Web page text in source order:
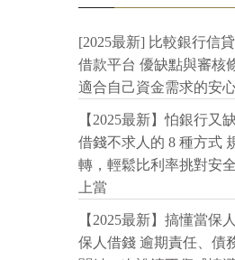
[2025最新] 比較銀行信
借款平台 優缺點與審核
適合自己資金需求的安
【2025最新】怕銀行又
借錢不求人的 8 種方式
轉，輕鬆比利率挑對安
上當
【2025最新】搞懂當保
保人借錢 逾期責任、債